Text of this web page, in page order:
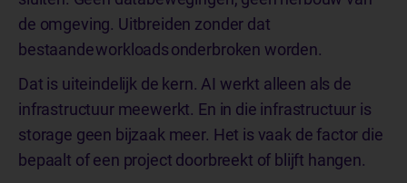
de omgeving. Uitbreiden zonder dat
bestaande workloads onderbroken worden.
Dat is uiteindelijk de kern. AI werkt alleen als de
infrastructuur meewerkt. En in die infrastructuur is
storage geen bijzaak meer. Het is vaak de factor die
bepaalt of een project doorbreekt of blijft hangen.